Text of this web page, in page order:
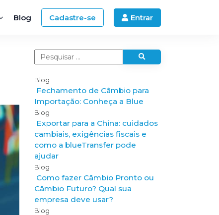
Blog Cadastre-se Entrar
Blog
Fechamento de Câmbio para
Importação: Conheça a Blue
Blog
Exportar para a China: cuidados
cambiais, exigências fiscais e
como a blueTransfer pode
ajudar
Blog
Como fazer Câmbio Pronto ou
Câmbio Futuro? Qual sua
empresa deve usar?
Blog